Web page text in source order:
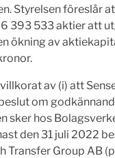
Styrelsen föreslår
393 533 aktier att
ökning av
av (i) att
om
sker hos
den 31 juli 2022
Transfer Group AB